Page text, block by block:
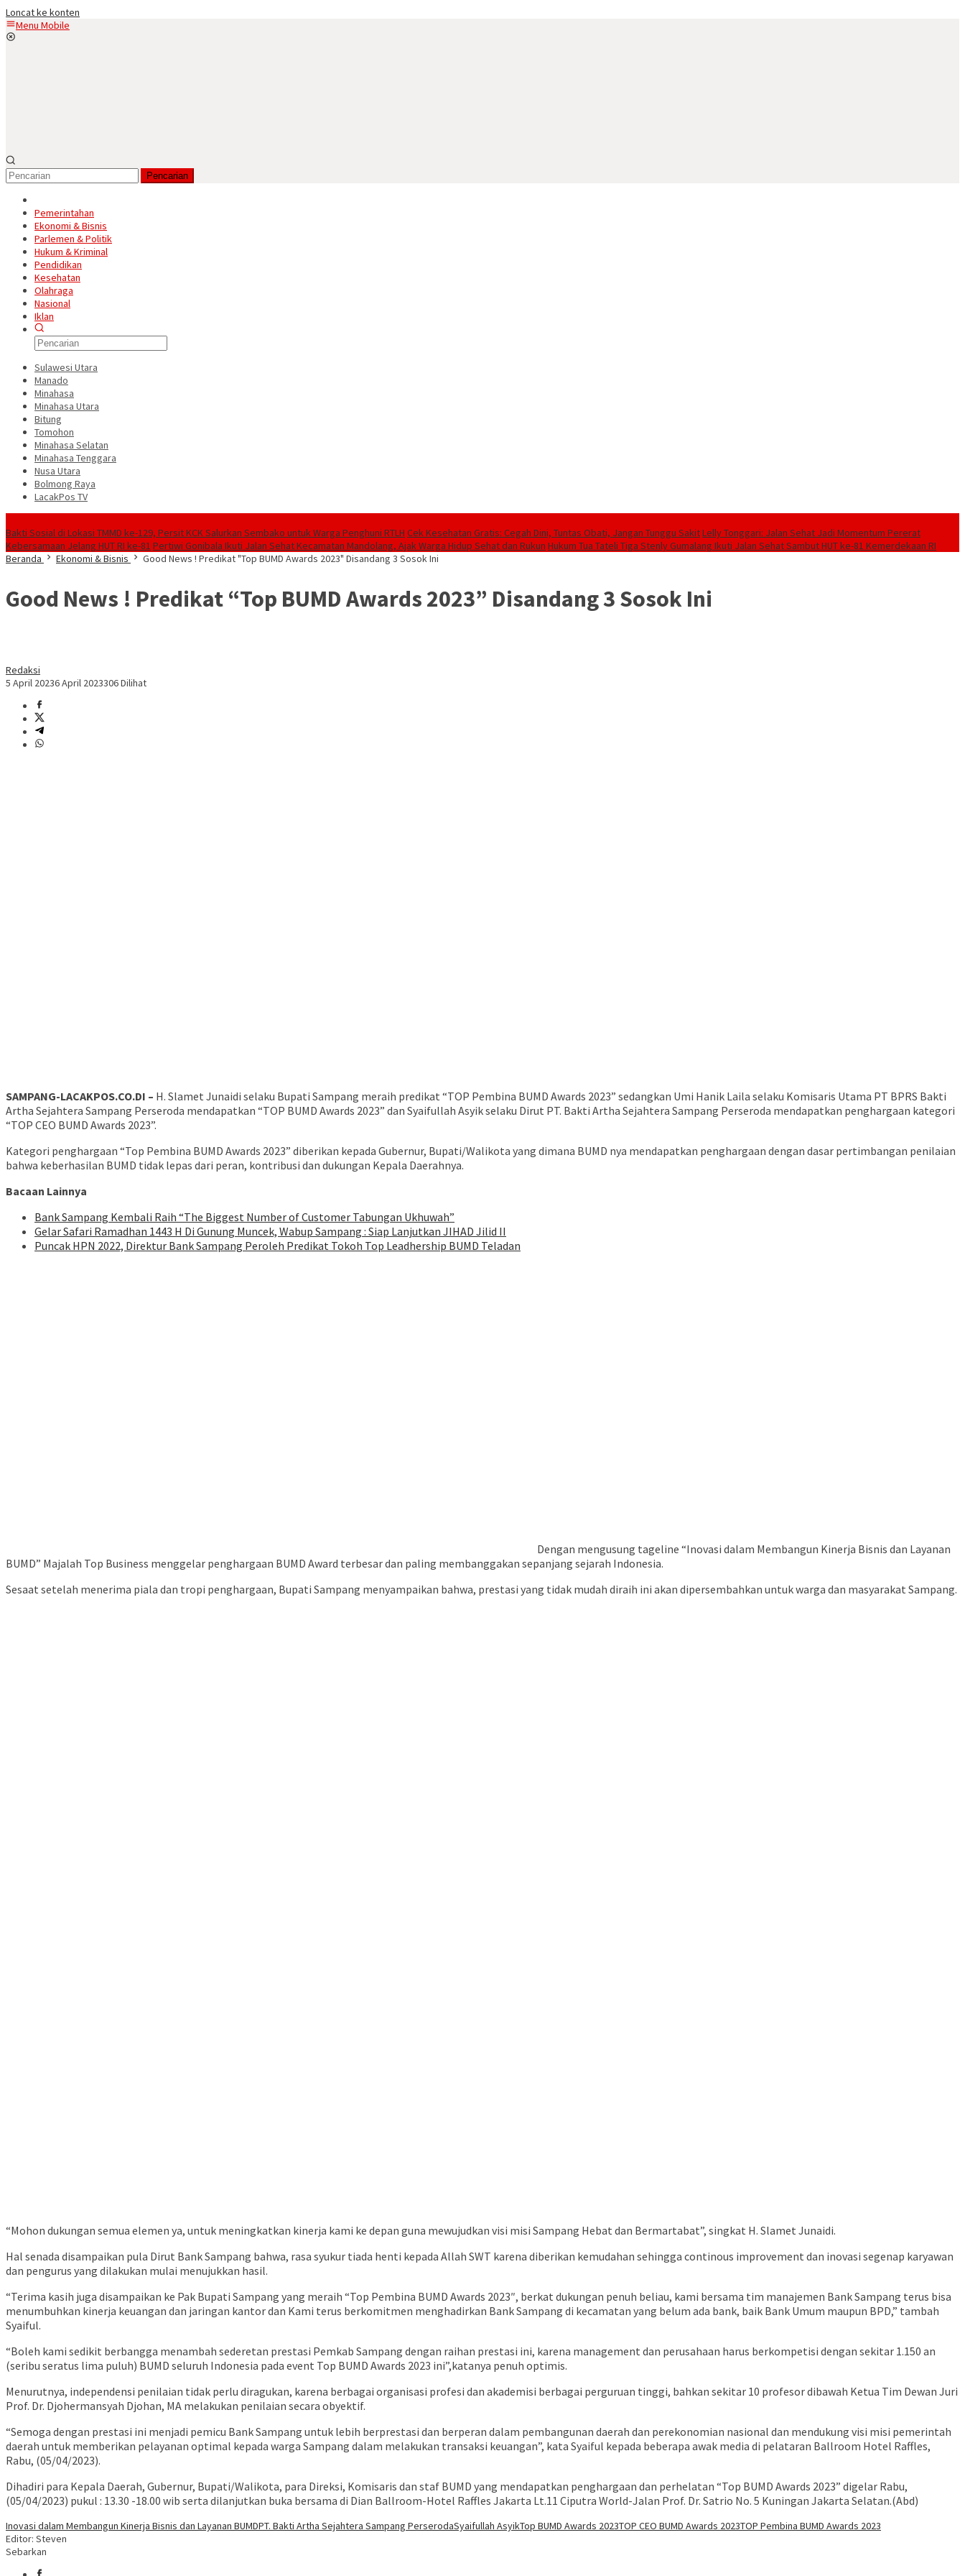
Loncat ke konten
Menu Mobile
Pencarian
Pemerintahan
Ekonomi & Bisnis
Parlemen & Politik
Hukum & Kriminal
Pendidikan
Kesehatan
Olahraga
Nasional
Iklan
Sulawesi Utara
Manado
Minahasa
Minahasa Utara
Bitung
Tomohon
Minahasa Selatan
Minahasa Tenggara
Nusa Utara
Bolmong Raya
LacakPos TV
Bakti Sosial di Lokasi TMMD ke-129, Persit KCK Salurkan Sembako untuk Warga Penghuni RTLH Cek Kesehatan Gratis: Cegah Dini, Tuntas Obati, Jangan Tunggu SakitLelly Tonggari: Jalan Sehat Jadi Momentum Pererat
Kebersamaan Jelang HUT RI ke-81 Pertiwi Gonibala Ikuti Jalan Sehat Kecamatan Mandolang, Ajak Warga Hidup Sehat dan Rukun Hukum Tua Tateli Tiga Stenly Gumalang Ikuti Jalan Sehat Sambut HUT ke-81 Kemerdekaan RI
Beranda
Ekonomi & Bisnis Good News ! Predikat "Top BUMD Awards 2023" Disandang 3 Sosok Ini
Good News ! Predikat “Top BUMD Awards 2023” Disandang 3 Sosok Ini
Redaksi
5 April 20236 April 2023306 Dilihat
SAMPANG-LACAKPOS.CO.DI – H. Slamet Junaidi selaku Bupati Sampang meraih predikat “TOP Pembina BUMD Awards 2023” sedangkan Umi Hanik Laila selaku Komisaris Utama PT BPRS Bakti
Artha Sejahtera Sampang Perseroda mendapatkan “TOP BUMD Awards 2023” dan Syaifullah Asyik selaku Dirut PT. Bakti Artha Sejahtera Sampang Perseroda mendapatkan penghargaan kategori
“TOP CEO BUMD Awards 2023”.
Kategori penghargaan “Top Pembina BUMD Awards 2023” diberikan kepada Gubernur, Bupati/Walikota yang dimana BUMD nya mendapatkan penghargaan dengan dasar pertimbangan penilaian
bahwa keberhasilan BUMD tidak lepas dari peran, kontribusi dan dukungan Kepala Daerahnya.
Bacaan Lainnya
Bank Sampang Kembali Raih “The Biggest Number of Customer Tabungan Ukhuwah”
Gelar Safari Ramadhan 1443 H Di Gunung Muncek, Wabup Sampang : Siap Lanjutkan JIHAD Jilid II
Puncak HPN 2022, Direktur Bank Sampang Peroleh Predikat Tokoh Top Leadhership BUMD Teladan
Dengan mengusung tageline “Inovasi dalam Membangun Kinerja Bisnis dan Layanan
BUMD” Majalah Top Business menggelar penghargaan BUMD Award terbesar dan paling membanggakan sepanjang sejarah Indonesia.
Sesaat setelah menerima piala dan tropi penghargaan, Bupati Sampang menyampaikan bahwa, prestasi yang tidak mudah diraih ini akan dipersembahkan untuk warga dan masyarakat Sampang.
“Mohon dukungan semua elemen ya, untuk meningkatkan kinerja kami ke depan guna mewujudkan visi misi Sampang Hebat dan Bermartabat”, singkat H. Slamet Junaidi.
Hal senada disampaikan pula Dirut Bank Sampang bahwa, rasa syukur tiada henti kepada Allah SWT karena diberikan kemudahan sehingga continous improvement dan inovasi segenap karyawan
dan pengurus yang dilakukan mulai menujukkan hasil.
“Terima kasih juga disampaikan ke Pak Bupati Sampang yang meraih “Top Pembina BUMD Awards 2023″, berkat dukungan penuh beliau, kami bersama tim manajemen Bank Sampang terus bisa
menumbuhkan kinerja keuangan dan jaringan kantor dan Kami terus berkomitmen menghadirkan Bank Sampang di kecamatan yang belum ada bank, baik Bank Umum maupun BPD,” tambah
Syaiful.
“Boleh kami sedikit berbangga menambah sederetan prestasi Pemkab Sampang dengan raihan prestasi ini, karena management dan perusahaan harus berkompetisi dengan sekitar 1.150 an
(seribu seratus lima puluh) BUMD seluruh Indonesia pada event Top BUMD Awards 2023 ini”,katanya penuh optimis.
Menurutnya, independensi penilaian tidak perlu diragukan, karena berbagai organisasi profesi dan akademisi berbagai perguruan tinggi, bahkan sekitar 10 profesor dibawah Ketua Tim Dewan Juri
Prof. Dr. Djohermansyah Djohan, MA melakukan penilaian secara obyektif.
“Semoga dengan prestasi ini menjadi pemicu Bank Sampang untuk lebih berprestasi dan berperan dalam pembangunan daerah dan perekonomian nasional dan mendukung visi misi pemerintah
daerah untuk memberikan pelayanan optimal kepada warga Sampang dalam melakukan transaksi keuangan”, kata Syaiful kepada beberapa awak media di pelataran Ballroom Hotel Raffles,
Rabu, (05/04/2023).
Dihadiri para Kepala Daerah, Gubernur, Bupati/Walikota, para Direksi, Komisaris dan staf BUMD yang mendapatkan penghargaan dan perhelatan “Top BUMD Awards 2023” digelar Rabu,
(05/04/2023) pukul : 13.30 -18.00 wib serta dilanjutkan buka bersama di Dian Ballroom-Hotel Raffles Jakarta Lt.11 Ciputra World-Jalan Prof. Dr. Satrio No. 5 Kuningan Jakarta Selatan.(Abd)
Inovasi dalam Membangun Kinerja Bisnis dan Layanan BUMDPT. Bakti Artha Sejahtera Sampang PerserodaSyaifullah AsyikTop BUMD Awards 2023TOP CEO BUMD Awards 2023TOP Pembina BUMD Awards 2023
Editor: Steven
Sebarkan